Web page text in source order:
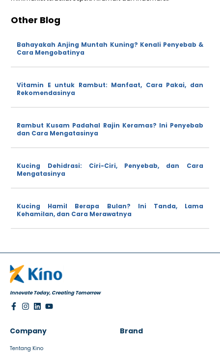
Other Blog
Bahayakah Anjing Muntah Kuning? Kenali Penyebab &
Cara Mengobatinya
Vitamin E untuk Rambut: Manfaat, Cara Pakai, dan
Rekomendasinya
Rambut Kusam Padahal Rajin Keramas? Ini Penyebab
dan Cara Mengatasinya
Kucing Dehidrasi: Ciri-Ciri, Penyebab, dan Cara
Mengatasinya
Kucing Hamil Berapa Bulan? Ini Tanda, Lama
Kehamilan, dan Cara Merawatnya
Innovate Today, Creating Tomorrow
Company
Tentang Kino
Brand